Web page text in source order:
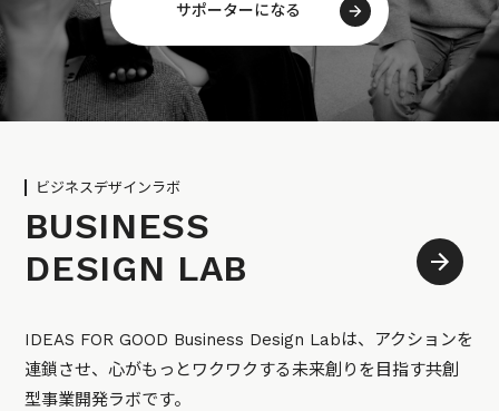
サポーターになる
ビジネスデザインラボ
BUSINESS
DESIGN LAB
IDEAS FOR GOOD Business Design Labは、アクションを
連鎖させ、心がもっとワクワクする未来創りを目指す共創
型事業開発ラボです。